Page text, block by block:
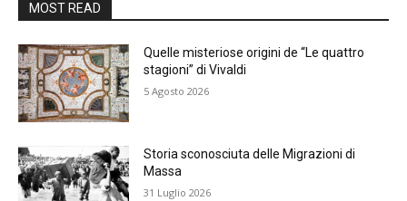
MOST READ
Quelle misteriose origini de “Le quattro
stagioni” di Vivaldi
5 Agosto 2026
Storia sconosciuta delle Migrazioni di
Massa
31 Luglio 2026